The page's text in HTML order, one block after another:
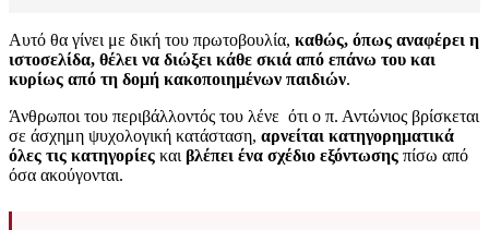
Αυτό θα γίνει με δική του πρωτοβουλία, καθώς, όπως αναφέρει η
ιστοσελίδα, θέλει να διώξει κάθε σκιά από επάνω του και
κυρίως από τη δομή κακοποιημένων παιδιών.
Άνθρωποι του περιβάλλοντός του λένε ότι ο π. Αντώνιος βρίσκεται
σε άσχημη ψυχολογική κατάσταση, αρνείται κατηγορηματικά
όλες τις κατηγορίες και βλέπει ένα σχέδιο εξόντωσης πίσω από
όσα ακούγονται.